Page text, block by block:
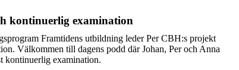
kontinuerlig examination
Framtidens utbildning leder Per CBH:s projekt
Välkommen till dagens podd där Johan, Per och Anna
kontinuerlig examination.